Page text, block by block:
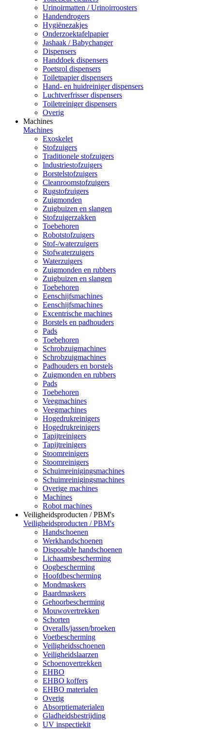
Urinoirmatten / Urinoirroosters
Handendrogers
Hygiënezakjes
Onderzoektafelpapier
Jashaak / Babychanger
Dispensers
Handdoek dispensers
Poetsrol dispensers
Toiletpapier dispensers
Hand- en huidreiniger dispensers
Luchtverfrisser dispensers
Toiletreiniger dispensers
Overig
Machines
Machines
Exoskelet
Stofzuigers
Traditionele stofzuigers
Industriestofzuigers
Borstelstofzuigers
Cleanroomstofzuigers
Rugstofzuigers
Zuigmonden
Zuigbuizen en slangen
Stofzuigerzakken
Toebehoren
Robotstofzuigers
Stof-/waterzuigers
Stofwaterzuigers
Waterzuigers
Zuigmonden en rubbers
Zuigbuizen en slangen
Toebehoren
Eenschijfsmachines
Eenschijfsmachines
Excentrische machines
Borstels en padhouders
Pads
Toebehoren
Schrobzuigmachines
Schrobzuigmachines
Padhouders en borstels
Zuigmonden en rubbers
Pads
Toebehoren
Veegmachines
Veegmachines
Hogedrukreinigers
Hogedrukreinigers
Tapijtreinigers
Tapijtreinigers
Stoomreinigers
Stoomreinigers
Schuimreinigingsmachines
Schuimreinigingsmachines
Overige machines
Machines
Robot machines
Veiligheidsproducten / PBM's
Veiligheidsproducten / PBM's
Handschoenen
Werkhandschoenen
Disposable handschoenen
Lichaamsbescherming
Oogbescherming
Hoofdbescherming
Mondmaskers
Baardmaskers
Gehoorbescherming
Mouwovertrekken
Schorten
Overalls/jassen/broeken
Voetbescherming
Veiligheidsschoenen
Veiligheidslaarzen
Schoenovertrekken
EHBO
EHBO koffers
EHBO materialen
Overig
Absorptiematerialen
Gladheidsbestrijding
UV inspectiekit